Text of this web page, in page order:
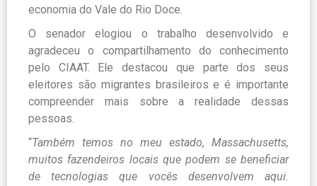
economia do Vale do Rio Doce.
O senador elogiou o trabalho desenvolvido e
agradeceu o compartilhamento do conhecimento
pelo CIAAT. Ele destacou que parte dos seus
eleitores são migrantes brasileiros e é importante
compreender mais sobre a realidade dessas
pessoas.
“Também temos no meu estado, Massachusetts,
muitos fazendeiros locais que podem se beneficiar
de tecnologias que vocês desenvolvem aqui.